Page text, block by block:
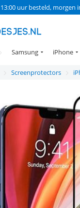
uur besteld, morgen
Samsung iPhone
Screenprotectors